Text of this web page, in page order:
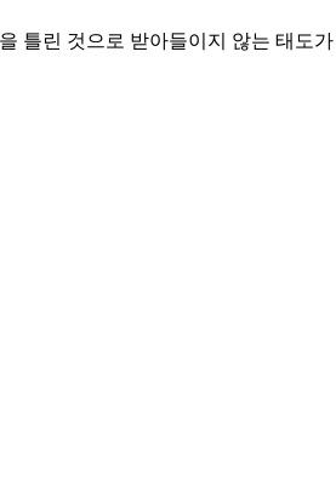
틀린 것으로 받아들이지 않는 태도